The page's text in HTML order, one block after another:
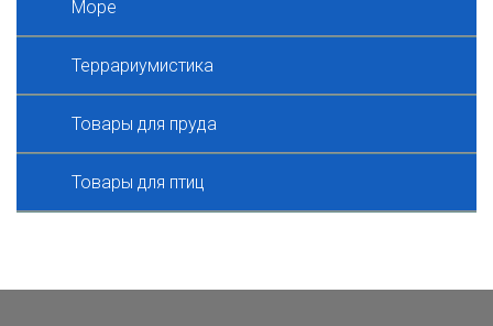
Море
Террариумистика
Товары для пруда
Товары для птиц